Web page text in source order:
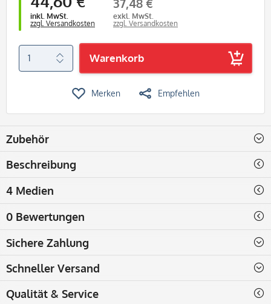
inkl. MwSt.
zzgl. Versandkosten
exkl. MwSt.
zzgl. Versandkosten
Warenkorb
Merken Empfehlen
Zubehör
Beschreibung
4 Medien
0 Bewertungen
Sichere Zahlung
Schneller Versand
Qualität & Service